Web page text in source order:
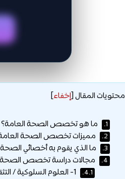
محتويات المقال[إخفاء]
1. ما هو تخصص الصحة العامة؟
2. مميزات تخصص الصحة
3. ما الذي يقوم به أخصائي
4. مجالات دراسة تخصص الصحة
4.1.